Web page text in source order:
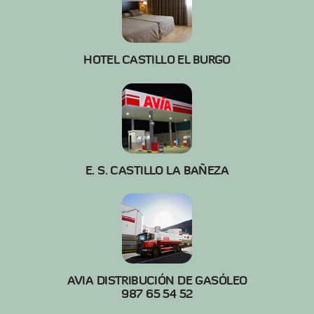
HOTEL CASTILLO EL BURGO
E. S. CASTILLO LA BAÑEZA
AVIA DISTRIBUCIÓN DE GASÓLEO
987 65 54 52